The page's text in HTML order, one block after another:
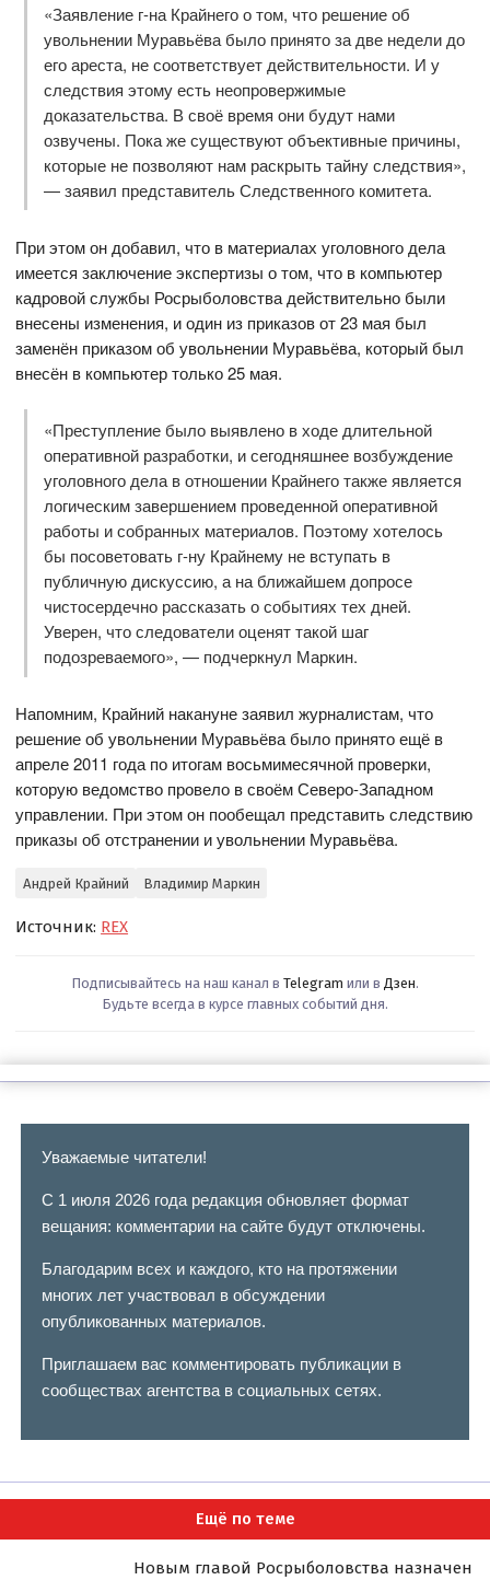
«Заявление г-на Крайнего о том, что решение об
увольнении Муравьёва было принято за две недели до
его ареста, не соответствует действительности. И у
следствия этому есть неопровержимые
доказательства. В своё время они будут нами
озвучены. Пока же существуют объективные причины,
которые не позволяют нам раскрыть тайну следствия»,
— заявил представитель Следственного комитета.
При этом он добавил, что в материалах уголовного дела
имеется заключение экспертизы о том, что в компьютер
кадровой службы Росрыболовства действительно были
внесены изменения, и один из приказов от 23 мая был
заменён приказом об увольнении Муравьёва, который был
внесён в компьютер только 25 мая.
«Преступление было выявлено в ходе длительной
оперативной разработки, и сегодняшнее возбуждение
уголовного дела в отношении Крайнего также является
логическим завершением проведенной оперативной
работы и собранных материалов. Поэтому хотелось
бы посоветовать г-ну Крайнему не вступать в
публичную дискуссию, а на ближайшем допросе
чистосердечно рассказать о событиях тех дней.
Уверен, что следователи оценят такой шаг
подозреваемого», — подчеркнул Маркин.
Напомним, Крайний накануне заявил журналистам, что
решение об увольнении Муравьёва было принято ещё в
апреле 2011 года по итогам восьмимесячной проверки,
которую ведомство провело в своём Северо-Западном
управлении. При этом он пообещал представить следствию
приказы об отстранении и увольнении Муравьёва.
Андрей Крайний Владимир Маркин
Источник: REX
Подписывайтесь на наш канал в Telegram или в Дзен.
Будьте всегда в курсе главных событий дня.
Уважаемые читатели!
С 1 июля 2026 года редакция обновляет формат
вещания: комментарии на сайте будут отключены.
Благодарим всех и каждого, кто на протяжении
многих лет участвовал в обсуждении
опубликованных материалов.
Приглашаем вас комментировать публикации в
сообществах агентства в социальных сетях.
Ещё по теме
Новым главой Росрыболовства назначен